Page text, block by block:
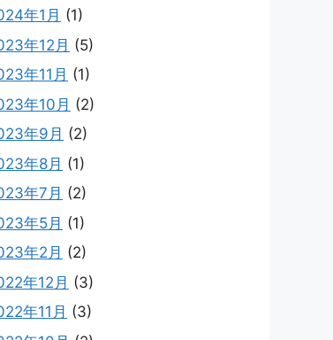
年1月 (1)
年12月 (5)
年11月 (1)
年10月 (2)
年9月 (2)
年8月 (1)
年7月 (2)
年5月 (1)
年2月 (2)
年12月 (3)
年11月 (3)